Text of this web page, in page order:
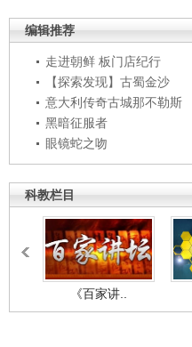
编辑推荐
走进朝鲜 板门店纪行
【探索发现】古蜀金沙
意大利传奇古城那不勒斯
黑暗征服者
眼镜蛇之吻
科教栏目
《百家讲..